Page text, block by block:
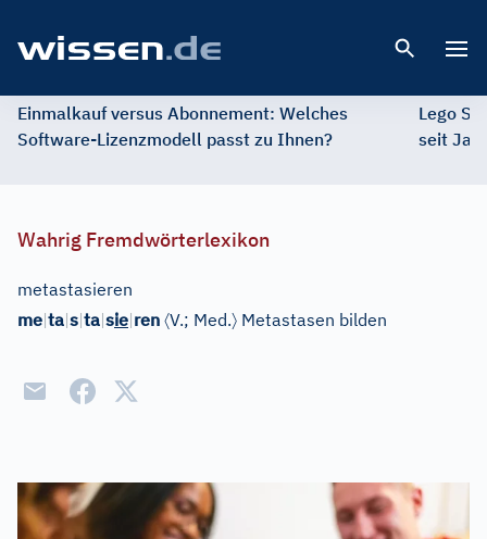
Einmalkauf versus Abonnement: Welches
Software-Lizenzmodell passt zu Ihnen?
Lego
seit
Wahrig Fremdwörterlexikon
metastasieren
me|ta|s|ta|sie|ren 〈V.; Med.〉 Metastasen bilden